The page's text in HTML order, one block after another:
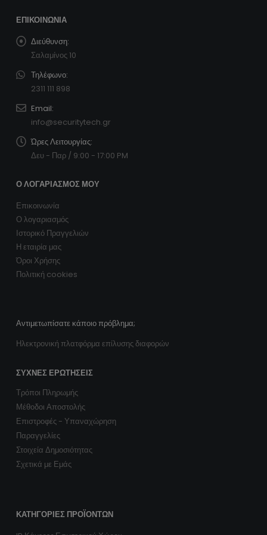
SecurityTech.gr
Διεύθυνση:
Τηλέφωνο:
2311 111 898
Email:
info@securitytech.gr
Ώρες Λειτουργίας:
Δευ - Παρ / 9:00 - 17:00 PM
Επικοινωνία
Ιστορικό Πραγγελιών
Όροι Χρήσης
Πολιτική cookies
Αντιμετωπίσατε κάποιο πρόβλημα;
Ηλεκτρονική πλατφόρμα επίλυσης διαφορών
Μέθοδοι Αποστολής